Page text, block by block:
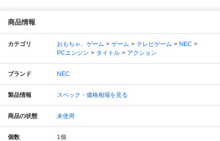
商品情報
カテゴリ おもちゃ、ゲーム ゲーム テレビゲーム
NEC
PCエンジン
タイトル アクション
ブランド NEC
製品情報 スペック・価格相場を見る
商品の状態 未使用
個数 1個